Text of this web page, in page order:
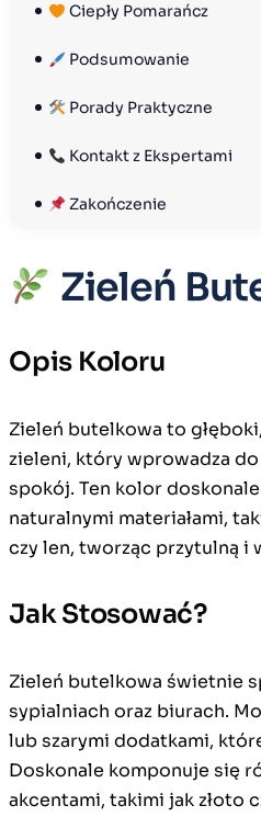
Ciepły Pomarańcz
Podsumowanie
Porady Praktyczne
Kontakt z Ekspertami
Zakończenie
Zieleń
Opis Koloru
Zieleń butelkowa to
zieleni, który wprowadza
spokój. Ten kolor
naturalnymi materiałami,
czy len, tworząc przytulną i
Jak Stosować?
Zieleń butelkowa świetnie
sypialniach oraz biurach.
lub szarymi dodatkami,
Doskonale komponuje się
akcentami, takimi jak złoto